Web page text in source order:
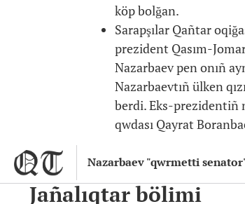
Nazarbaev "qwrmetti senator"
köp bolğan.
Sarapşılar Qañtar
prezident Qasım-
Nazarbaev pen onıñ
Nazarbaevtıñ ülken
berdi. Eks-prezidentiñ
qwdası Qayrat
Jañalıqtar bölimi